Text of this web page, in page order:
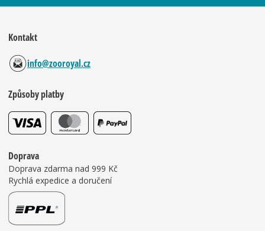
Kontakt
info@zooroyal.cz
Způsoby platby
Doprava
Doprava zdarma nad 999 Kč
Rychlá expedice a doručení